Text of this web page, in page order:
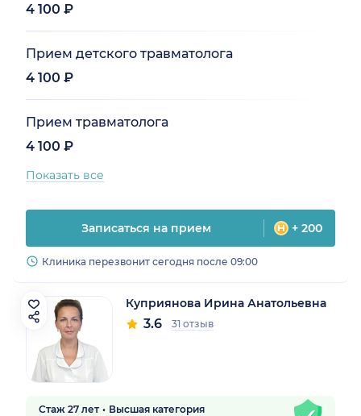
4 100 ₽
Прием детского травматолога
4 100 ₽
Прием травматолога
4 100 ₽
Показать все
Записаться на прием + 200
Клиника перезвонит сегодня после 09:00
Куприянова Ирина Анатольевна
3.6 31 отзыв
Стаж 27 лет
Высшая категория